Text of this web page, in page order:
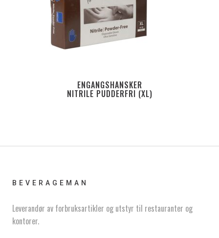
ENGANGSHANSKER
NITRILE PUDDERFRI (XL)
BEVERAGEMAN
Leverandør av forbruksartikler og utstyr til restauranter og
kontorer.